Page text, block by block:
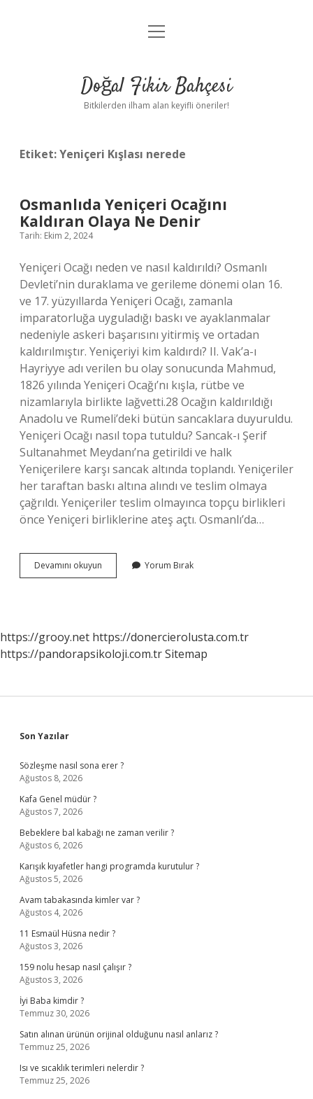
Anasayfa
Yasal Uyarı
menüyü
Doğal Fikir Bahçesi
Bitkilerden ilham alan keyifli öneriler!
Etiket:Yeniçeri Kışlası nerede
Osmanlıda Yeniçeri Ocağını
Kaldıran Olaya Ne Denir
Tarih: Ekim 2, 2024
Yeniçeri Ocağı neden ve nasıl kaldırıldı? Osmanlı
Devleti’nin duraklama ve gerileme dönemi olan 16.
ve 17. yüzyıllarda Yeniçeri Ocağı, zamanla
imparatorluğa uyguladığı baskı ve ayaklanmalar
nedeniyle askeri başarısını yitirmiş ve ortadan
kaldırılmıştır. Yeniçeriyi kim kaldırdı? II. Vak’a-ı
Hayriyye adı verilen bu olay sonucunda Mahmud,
1826 yılında Yeniçeri Ocağı’nı kışla, rütbe ve
nizamlarıyla birlikte lağvetti.28 Ocağın kaldırıldığı
Anadolu ve Rumeli’deki bütün sancaklara duyuruldu.
Yeniçeri Ocağı nasıl topa tutuldu? Sancak-ı Şerif
Sultanahmet Meydanı’na getirildi ve halk
Yeniçerilere karşı sancak altında toplandı. Yeniçeriler
her taraftan baskı altına alındı ​​ve teslim olmaya
çağrıldı. Yeniçeriler teslim olmayınca topçu birlikleri
önce Yeniçeri birliklerine ateş açtı. Osmanlı’da…
Devamını okuyun Osmanlıda
Yeniçeri
Denir
Yorum Bırak
https://grooy.net https://donercierolusta.com.tr
https://pandorapsikoloji.com.trSitemap
Sidebar
Son Yazılar
Sözleşme nasıl sona erer ?
Ağustos 8, 2026
Kafa Genel müdür ?
Ağustos 7, 2026
Bebeklere bal kabağı ne zaman verilir ?
Ağustos 6, 2026
Karışık kıyafetler hangi programda kurutulur ?
Ağustos 5, 2026
Avam tabakasında kimler var ?
Ağustos 4, 2026
11 Esmaül Hüsna nedir ?
Ağustos 3, 2026
159 nolu hesap nasıl çalışır ?
Ağustos 3, 2026
İyi Baba kimdir ?
Temmuz 30, 2026
Satın alınan ürünün orijinal olduğunu nasıl anlarız ?
Temmuz 25, 2026
Isı ve sıcaklık terimleri nelerdir ?
Temmuz 25, 2026